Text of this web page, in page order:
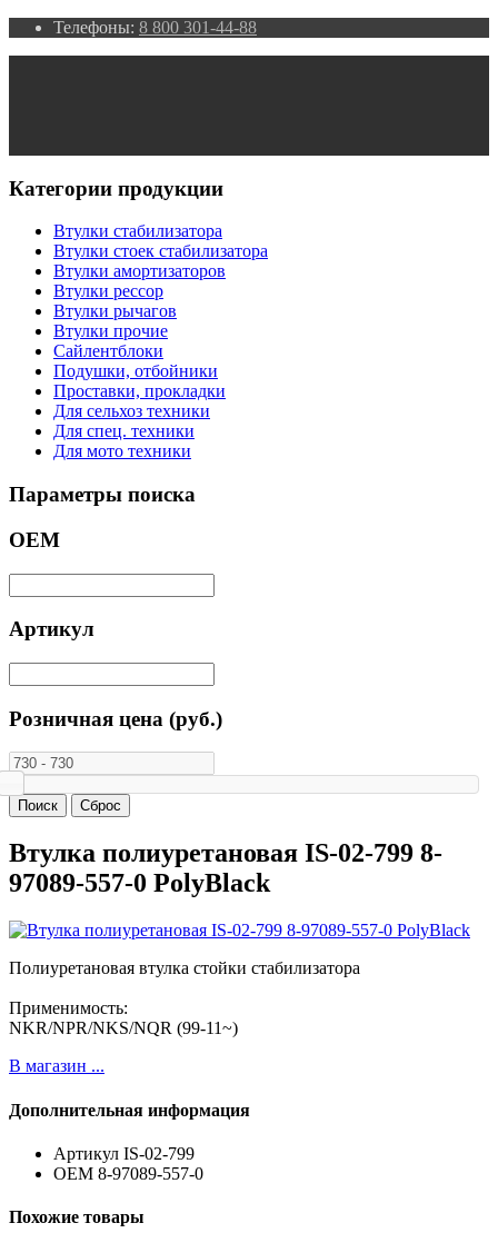
Телефоны: 8 800 301-44-88
Категории продукции
Втулки стабилизатора
Втулки стоек стабилизатора
Втулки амортизаторов
Втулки рессор
Втулки рычагов
Втулки прочие
Сайлентблоки
Подушки, отбойники
Проставки, прокладки
Для сельхоз техники
Для спец. техники
Для мото техники
Параметры поиска
ОЕМ
Артикул
Розничная цена (руб.)
Втулка полиуретановая IS-02-799 8-
97089-557-0 PolyBlack
Полиуретановая втулка стойки стабилизатора
Применимость:
NKR/NPR/NKS/NQR (99-11~)
В магазин ...
Дополнительная информация
Артикул IS-02-799
ОЕМ 8-97089-557-0
Похожие товары